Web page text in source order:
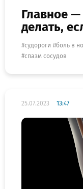
Главное —
делать,
судороги боль в
спазм сосудов
25.07.2023 13:47